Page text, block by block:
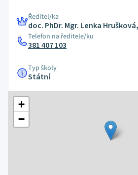
Ředitel/ka
doc. PhDr. Mgr. Lenka
Telefon na ředitele/ku
381 407 103
Typ školy
Státní
+
−